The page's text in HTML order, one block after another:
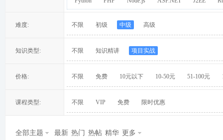
难度: 不限 初级 中级 高级
知识类型: 不限 知识精讲 项目实战
价格: 不限 免费 10元以下 10-50元 51-100元
课程类型: 不限 VIP 免费 限时优惠
全部主题 最新 热门 热帖 精华 更多